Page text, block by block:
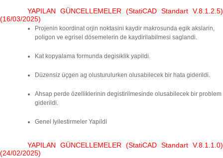
YAPILAN GÜNCELLEMELER (StatiCAD Standart V.8.1.2.5)
(16/03/2025)
Projenin koordinat orjin noktasini kaydir makrosunda egik akslarin,
poligon ve egrisel dösemelerin de kaydirilabilmesi saglandi.
Kat kopyalama formunda degisiklik yapildi.
Düzensiz üçgen ag olusturulurken olusabilecek bir hata giderildi.
Ahsap perde özelliklerinin degistirilmesinde olusabilecek bir problem
giderildi.
Genel Iyilestirmeler Yapildi
YAPILAN GÜNCELLEMELER (StatiCAD Standart V.8.1.1.0)
(24/02/2025)